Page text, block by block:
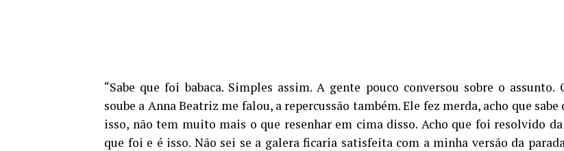
“Sabe que foi babaca. Simples assim. A gente pouco conversou sobre o assunto.
soube a Anna Beatriz me falou, a repercussão também. Ele fez merda, acho que sabe
isso, não tem muito mais o que resenhar em cima disso. Acho que foi resolvido
que foi e é isso. Não sei se a galera ficaria satisfeita com a minha versão da